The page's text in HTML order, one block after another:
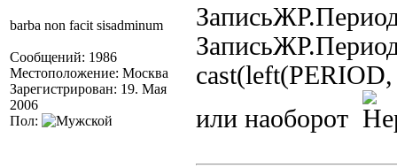
barba non facit sisadminum
Сообщений: 1986
Местоположение: Москва
Зарегистрирован: 19. Мая
2006
Пол:
или наоборот